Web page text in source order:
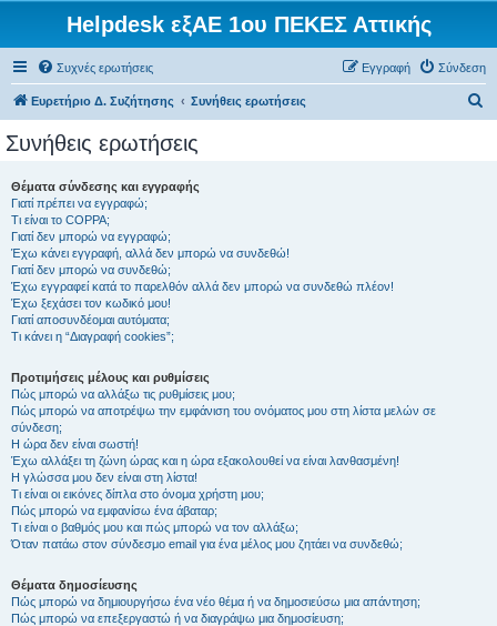
Helpdesk εξΑΕ 1ου ΠΕΚΕΣ Αττικής
Συχνές ερωτήσεις Σύνδεση
Εγγραφή
Ευρετήριο Δ. Συζήτησης Συνήθεις ερωτήσεις
Συνήθεις ερωτήσεις
Θέματα σύνδεσης και εγγραφής
Γιατί πρέπει να εγγραφώ;
Τι είναι το COPPA;
Γιατί δεν μπορώ να εγγραφώ;
Έχω κάνει εγγραφή, αλλά δεν μπορώ να συνδεθώ!
Γιατί δεν μπορώ να συνδεθώ;
Έχω εγγραφεί κατά το παρελθόν αλλά δεν μπορώ να συνδεθώ πλέον!
Έχω ξεχάσει τον κωδικό μου!
Γιατί αποσυνδέομαι αυτόματα;
Τι κάνει η “Διαγραφή cookies”;
Προτιμήσεις μέλους και ρυθμίσεις
Πώς μπορώ να αλλάξω τις ρυθμίσεις μου;
Πώς μπορώ να αποτρέψω την εμφάνιση του ονόματος μου στη λίστα μελών σε
σύνδεση;
Η ώρα δεν είναι σωστή!
Έχω αλλάξει τη ζώνη ώρας και η ώρα εξακολουθεί να είναι λανθασμένη!
Η γλώσσα μου δεν είναι στη λίστα!
Τι είναι οι εικόνες δίπλα στο όνομα χρήστη μου;
Πώς μπορώ να εμφανίσω ένα άβαταρ;
Τι είναι ο βαθμός μου και πώς μπορώ να τον αλλάξω;
Όταν πατάω στον σύνδεσμο email για ένα μέλος μου ζητάει να συνδεθώ;
Θέματα δημοσίευσης
Πώς μπορώ να δημιουργήσω ένα νέο θέμα ή να δημοσιεύσω μια απάντηση;
Πώς μπορώ να επεξεργαστώ ή να διαγράψω μια δημοσίευση;